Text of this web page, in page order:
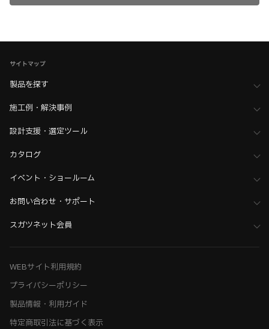
サイトマップ
製品を探す
施工例・解決事例
設計支援・選定ツール
カタログ
イベント・ショールーム
お問い合わせ・サポート
スガツネット会員
WEBサイト利用規約
プライバシーポリシー
製品情報・利用ガイド
特定商取引法に基づく表示